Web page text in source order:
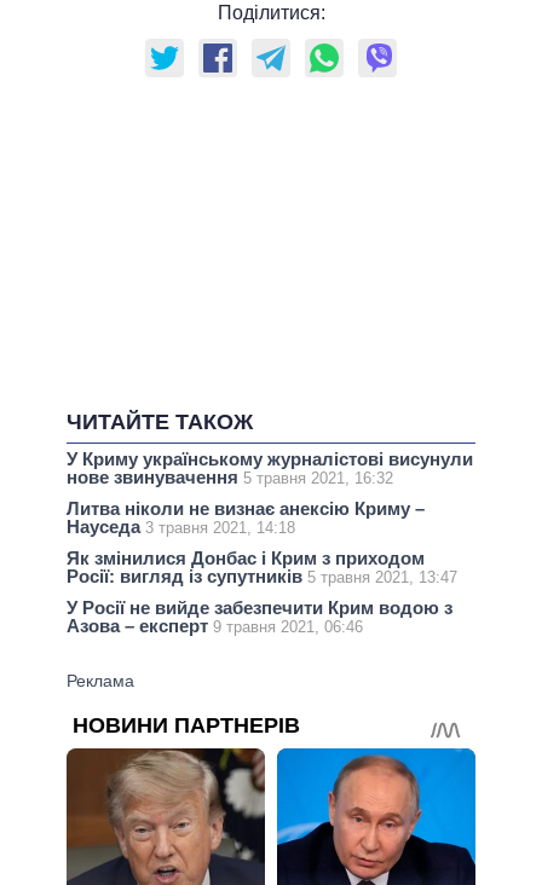
Поділитися:
ЧИТАЙТЕ ТАКОЖ
У Криму українському журналістові висунули
нове звинувачення 5 травня 2021, 16:32
Литва ніколи не визнає анексію Криму –
Науседа 3 травня 2021, 14:18
Як змінилися Донбас і Крим з приходом
Росії: вигляд із супутників 5 травня 2021, 13:47
У Росії не вийде забезпечити Крим водою з
Азова – експерт 9 травня 2021, 06:46